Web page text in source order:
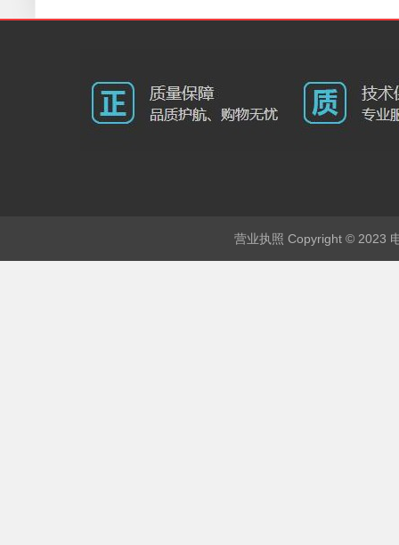
营业执照 Copyright © 2023